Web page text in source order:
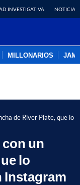
INVESTIGATIVA NOTICIAS
MILLONARIOS
de River Plate, que lo
con un
lo
Instagram